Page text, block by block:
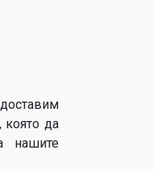
която да
нашите